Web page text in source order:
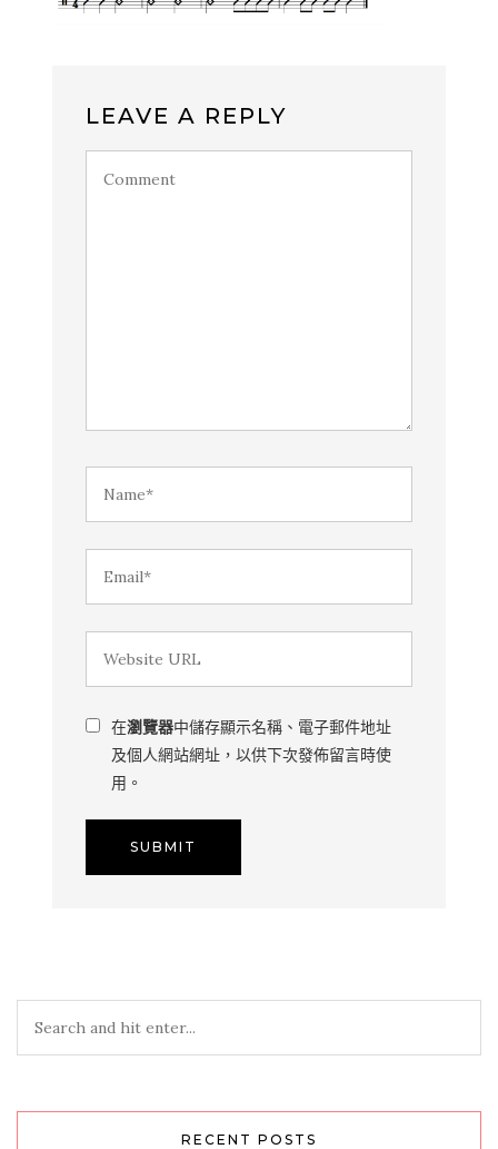
LEAVE A REPLY
在瀏覽器中儲存顯示名稱、電子郵件地址
及個人網站網址，以供下次發佈留言時使
用。
RECENT POSTS